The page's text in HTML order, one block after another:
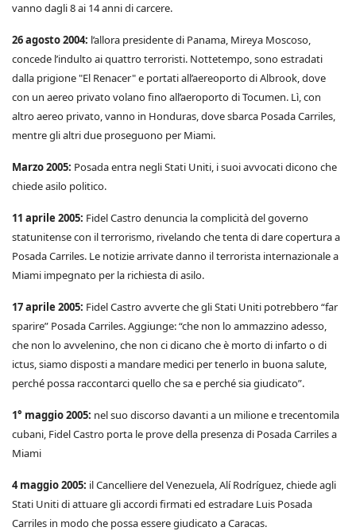
vanno dagli 8 ai 14 anni di carcere.
26 agosto 2004: l’allora presidente di Panama, Mireya Moscoso,
concede l’indulto ai quattro terroristi. Nottetempo, sono estradati
dalla prigione "El Renacer" e portati all’aereoporto di Albrook, dove
con un aereo privato volano fino all’aeroporto di Tocumen. Lì, con
altro aereo privato, vanno in Honduras, dove sbarca Posada Carriles,
mentre gli altri due proseguono per Miami.
Marzo 2005: Posada entra negli Stati Uniti, i suoi avvocati dicono che
chiede asilo politico.
11 aprile 2005: Fidel Castro denuncia la complicità del governo
statunitense con il terrorismo, rivelando che tenta di dare copertura a
Posada Carriles. Le notizie arrivate danno il terrorista internazionale a
Miami impegnato per la richiesta di asilo.
17 aprile 2005: Fidel Castro avverte che gli Stati Uniti potrebbero “far
sparire” Posada Carriles. Aggiunge: “che non lo ammazzino adesso,
che non lo avvelenino, che non ci dicano che è morto di infarto o di
ictus, siamo disposti a mandare medici per tenerlo in buona salute,
perché possa raccontarci quello che sa e perché sia giudicato”.
1° maggio 2005: nel suo discorso davanti a un milione e trecentomila
cubani, Fidel Castro porta le prove della presenza di Posada Carriles a
Miami
4 maggio 2005: il Cancelliere del Venezuela, Alí Rodríguez, chiede agli
Stati Uniti di attuare gli accordi firmati ed estradare Luis Posada
Carriles in modo che possa essere giudicato a Caracas.